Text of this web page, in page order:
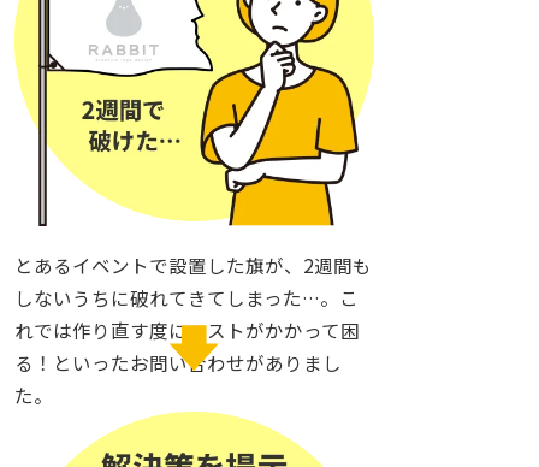
とあるイベントで設置した旗が、2週間も
しないうちに破れてきてしまった…。こ
れでは作り直す度にコストがかかって困
る！といったお問い合わせがありまし
た。